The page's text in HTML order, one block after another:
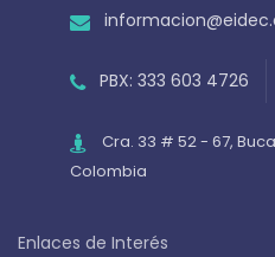
PBX: 333 603 4726
Cra. 33 # 52 - 67,
Colombia
Enlaces de Interés